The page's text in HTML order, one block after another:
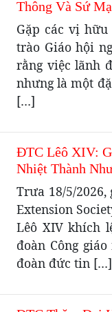
Thông Và Sứ
Gặp các vị
trào Giáo hội
rằng việc lãnh
nhưng là một
[…]
ĐTC Lêô XIV:
Nhiệt Thành
Trưa 18/5/
Extension
Lêô XIV khích
đoàn Công
đoàn đức tin […]